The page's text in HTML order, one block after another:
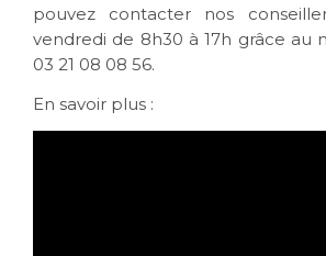
pouvez contacter nos
vendredi de 8h30 à 17h grâce au
03 21 08 08 56.
En savoir plus :